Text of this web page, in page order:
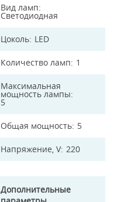
Вид ламп
Светодиодная
Цоколь LED
Количество ламп 1
Максимальная
мощность лампы
5
Общая мощность 5
Напряжение, V 220
Дополнительные